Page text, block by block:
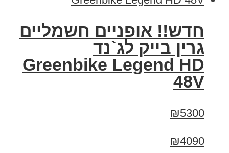
חדש!! אופניים חשמליים
גרין בייק לג`נד
Greenbike Legend HD
48V
₪5300
₪4090